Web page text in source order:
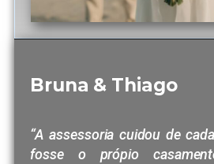
Bruna & Thiago
“A assessoria cuidou de
fosse o própio